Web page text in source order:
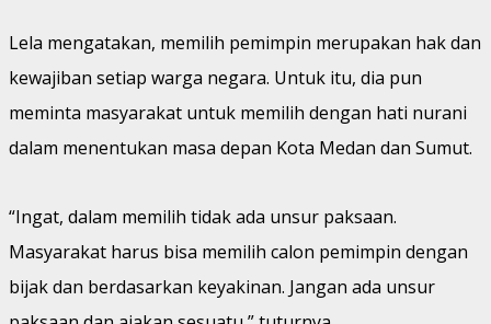
Lela mengatakan, memilih pemimpin merupakan hak dan
kewajiban setiap warga negara. Untuk itu, dia pun
meminta masyarakat untuk memilih dengan hati nurani
dalam menentukan masa depan Kota Medan dan Sumut.
“Ingat, dalam memilih tidak ada unsur paksaan.
Masyarakat harus bisa memilih calon pemimpin dengan
bijak dan berdasarkan keyakinan. Jangan ada unsur